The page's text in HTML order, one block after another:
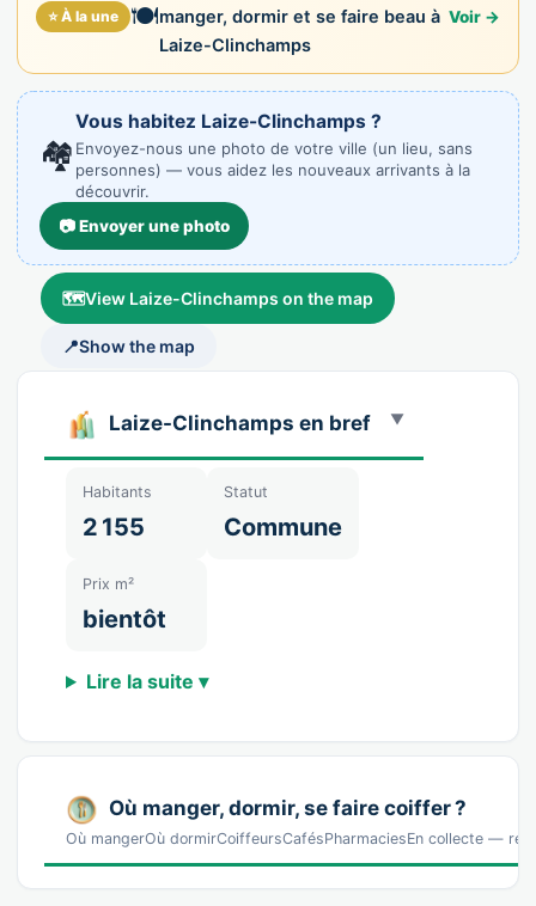
⭐ À la une 🍽️manger, dormir et se faire beau à
Laize-Clinchamps
Voir →
🏘️
Vous habitez Laize-Clinchamps ?
Envoyez-nous une photo de votre ville (un lieu, sans
personnes) — vous aidez les nouveaux arrivants à la
découvrir.
📷 Envoyer une photo
🗺️View Laize-Clinchamps on the map
📍Show the map
Laize-Clinchamps en bref
Habitants
2 155
Statut
Commune
Prix m²
bientôt
Lire la suite ▾
Où manger, dormir, se faire coiffer ?
Où mangerOù dormirCoiffeursCafésPharmaciesEn collecte —